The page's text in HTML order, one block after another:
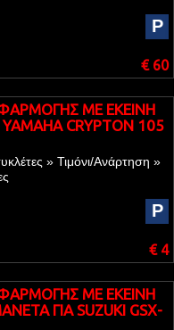
P
€ 60
ME EKEINH
CRYPTON 105
» Τιμόνι/Ανάρτηση »
P
€ 4
ME EKEINH
ΓΙΑ SUZUKI GSX-